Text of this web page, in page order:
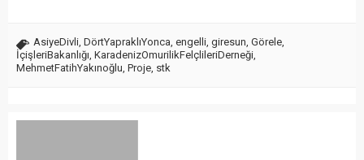
AsiyeDivli, DörtYapraklıYonca, engelli, giresun, Görele,
İçişleriBakanlığı, KaradenizOmurilikFelçlileriDerneği,
MehmetFatihYakınoğlu, Proje, stk